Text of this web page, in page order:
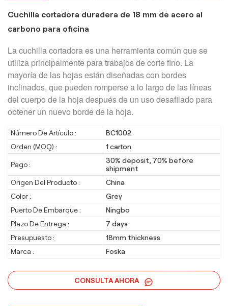
Cuchilla cortadora duradera de 18 mm de acero al
carbono para oficina
La cuchilla cortadora es una herramienta común que se
utiliza principalmente para trabajos de corte fino. La
mayoría de las hojas están diseñadas con bordes
inclinados, que pueden romperse a lo largo de las líneas
del cuerpo de la hoja después de un uso desafilado para
obtener un nuevo borde de la hoja.
Número De Artículo :
BC1002
Orden (MOQ) :
1 carton
Pago :
30% deposit, 70% before
shipment
Origen Del Producto :
China
Color :
Grey
Puerto De Embarque :
Ningbo
Plazo De Entrega :
7 days
Presupuesto :
18mm thickness
Marca :
Foska
CONSULTA AHORA